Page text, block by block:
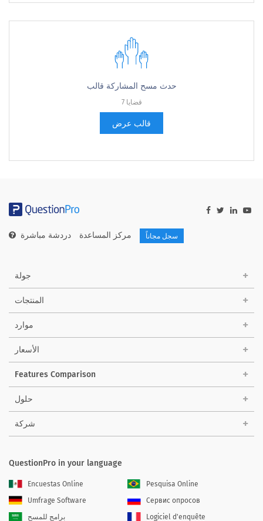
حدث مسح المشاركة قالب
7 قضايا
قالب عرض
مركز المساعدة دردشة مباشرة سجل مجاناً
جولة
المنتجات
موارد
الأسعار
Features Comparison
حلول
شركة
QuestionPro in your language
Encuestas Online
Pesquisa Online
Umfrage Software
Сервис опросов
برامج للمسح
Logiciel d'enquête